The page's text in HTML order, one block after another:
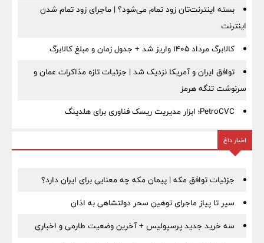
بسته اینترنت‌تان زود تمام می‌شود؟ | ماجرای زود تمام شدن
اینترنت
کالابرگ مرداد ۱۴۰۵ واریز شد + جدول زمان و مبلغ کالابرگ
توافق ایران و آمریکا نزدیک شد | جزئیات تازه مذاکرات عمان و
سرنوشت تنگه هرمز
PetroCVC؛ ابزار مدیریت ریسک فناوری برای هلدینگ
اخبار داغ
جزئیات توافق مکه | پیمان مکه چه معنایی برای ایران دارد؟
سیر تا پیاز ماجرای توهین سحر دولتشاهی به اذان
سه خرید جدید پرسپولیس + آخرین وضعیت طارمی و اخباری